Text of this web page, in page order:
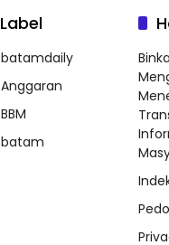
Label
batamdaily
Anggaran
BBM
batam